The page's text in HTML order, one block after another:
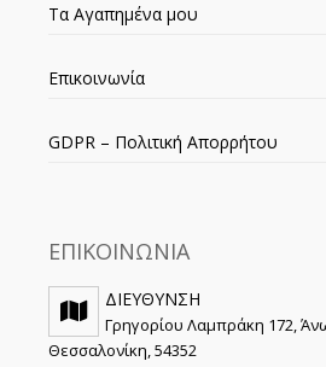
Τα Αγαπημένα μου
Επικοινωνία
GDPR – Πολιτική Απορρήτου
ΕΠΙΚΟΙΝΩΝΙΑ
ΔΙΕΥΘΥΝΣΗ
Γρηγορίου Λαμπράκη 172,
Θεσσαλονίκη, 54352